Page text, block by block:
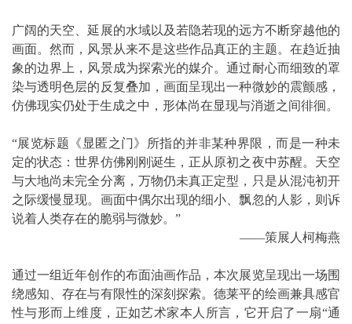
广阔的天空、延展的水域以及若隐若现的远方不断穿越他的
画面。然而，风景从来不是这些作品真正的主题。在趋近抽
象的边界上，风景成为探索光的媒介。通过耐心而细致的罩
染与透明色层的反复叠加，画面呈现出一种微妙的震颤感，
仿佛现实仍处于生成之中，形体尚在显现与消逝之间徘徊。
“展览标题《显匿之门》所指的并非某种界限，而是一种未
定的状态：世界仿佛刚刚诞生，正从原初之夜中苏醒。天空
与大地尚未完全分离，万物仍未真正定型，只是从混沌初开
之际缓慢显现。画面中偶尔出现的细小、飘忽的人影，则诉
说着人类存在的脆弱与微妙。”
——策展人柯梅燕
通过一组近年创作的布面油画作品，本次展览呈现出一场围
绕感知、存在与有限性的深刻探索。德莱平的绘画兼具感官
性与形而上维度，正如艺术家本人所言，它开启了一扇“通